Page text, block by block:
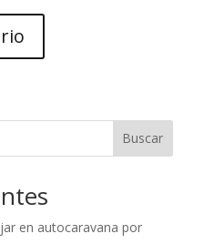
Buscar
en autocaravana por